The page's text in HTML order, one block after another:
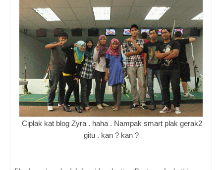
Ciplak kat blog Zyra . haha . Nampak smart plak gerak2
gitu . kan ? kan ?